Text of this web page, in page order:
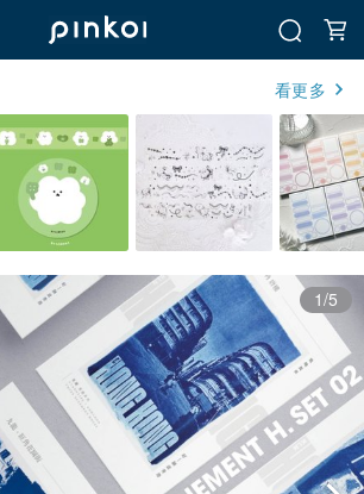
看更多
1/5